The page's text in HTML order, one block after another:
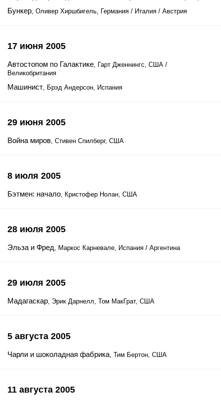
Бункер, Оливер Хиршбигель, Германия / Италия / Австрия
17 июня 2005
Автостопом по Галактике, Гарт Дженнингс, США /
Великобритания
Машинист, Брэд Андерсон, Испания
29 июня 2005
Война миров, Стивен Спилберг, США
8 июля 2005
Бэтмен: начало, Кристофер Нолан, США
28 июля 2005
Эльза и Фред, Маркос Карневале, Испания / Аргентина
29 июля 2005
Мадагаскар, Эрик Дарнелл, Том МакГрат, США
5 августа 2005
Чарли и шоколадная фабрика, Тим Бертон, США
11 августа 2005